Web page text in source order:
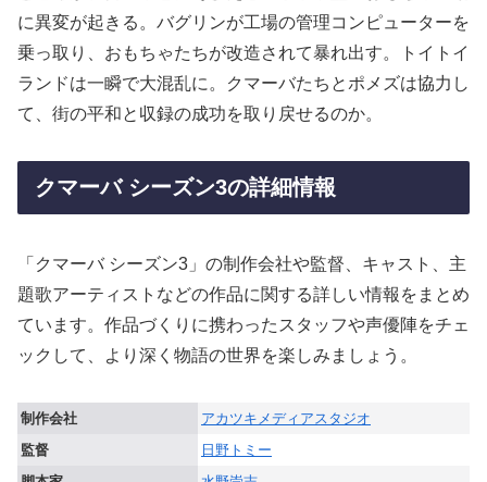
に異変が起きる。バグリンが工場の管理コンピューターを
乗っ取り、おもちゃたちが改造されて暴れ出す。トイトイ
ランドは一瞬で大混乱に。クマーバたちとポメズは協力し
て、街の平和と収録の成功を取り戻せるのか。
クマーバ シーズン3の詳細情報
「クマーバ シーズン3」の制作会社や監督、キャスト、主
題歌アーティストなどの作品に関する詳しい情報をまとめ
ています。作品づくりに携わったスタッフや声優陣をチェ
ックして、より深く物語の世界を楽しみましょう。
制作会社
アカツキメディアスタジオ
監督
日野トミー